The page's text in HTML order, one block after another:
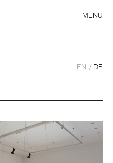
MENÜ
EN DE